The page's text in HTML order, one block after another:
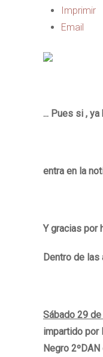
Imprimir
Email
... Pues si , ya
entra en la
Y gracias por
Dentro de
Sábado 29
impartido por
Negro